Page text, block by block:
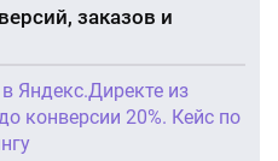
заказов и
Яндекс.Директе из
конверсии 20%. Кейс по